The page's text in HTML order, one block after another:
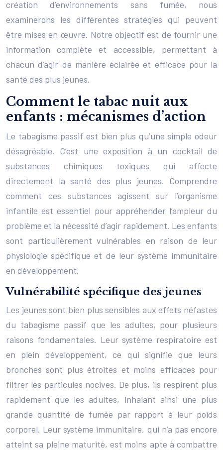
création d’environnements sans fumée, nous
examinerons les différentes stratégies qui peuvent
être mises en œuvre. Notre objectif est de fournir une
information complète et accessible, permettant à
chacun d’agir de manière éclairée et efficace pour la
santé des plus jeunes.
Comment le tabac nuit aux
enfants : mécanismes d’action
Le tabagisme passif est bien plus qu’une simple odeur
désagréable. C’est une exposition à un cocktail de
substances chimiques toxiques qui affecte
directement la santé des plus jeunes. Comprendre
comment ces substances agissent sur l’organisme
infantile est essentiel pour appréhender l’ampleur du
problème et la nécessité d’agir rapidement. Les enfants
sont particulièrement vulnérables en raison de leur
physiologie spécifique et de leur système immunitaire
en développement.
Vulnérabilité spécifique des jeunes
Les jeunes sont bien plus sensibles aux effets néfastes
du tabagisme passif que les adultes, pour plusieurs
raisons fondamentales. Leur système respiratoire est
en plein développement, ce qui signifie que leurs
bronches sont plus étroites et moins efficaces pour
filtrer les particules nocives. De plus, ils respirent plus
rapidement que les adultes, inhalant ainsi une plus
grande quantité de fumée par rapport à leur poids
corporel. Leur système immunitaire, qui n’a pas encore
atteint sa pleine maturité, est moins apte à combattre